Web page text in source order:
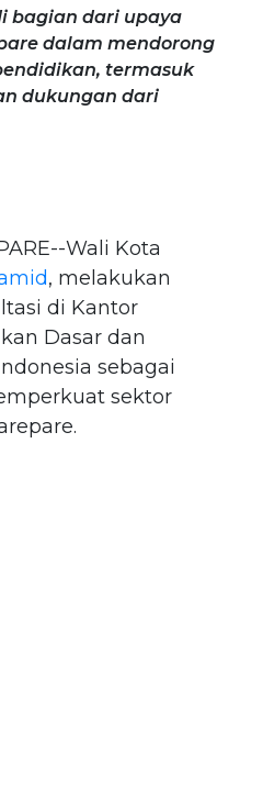
bagian dari upaya
dalam mendorong
termasuk
dukungan dari
Wali Kota
, melakukan
di Kantor
Dasar dan
sebagai
sektor